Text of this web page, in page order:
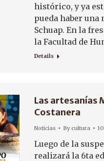
histórico, y ya
pueda haber
Schuap. En la
la Facultad de
Details
Las artesanías
Costanera
Noticias Bycultura
Luego de la
realizará la 6ta